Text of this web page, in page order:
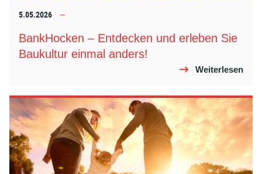
5.05.2026
BankHocken – Entdecken und erleben Sie
Baukultur einmal anders!
Weiterlesen